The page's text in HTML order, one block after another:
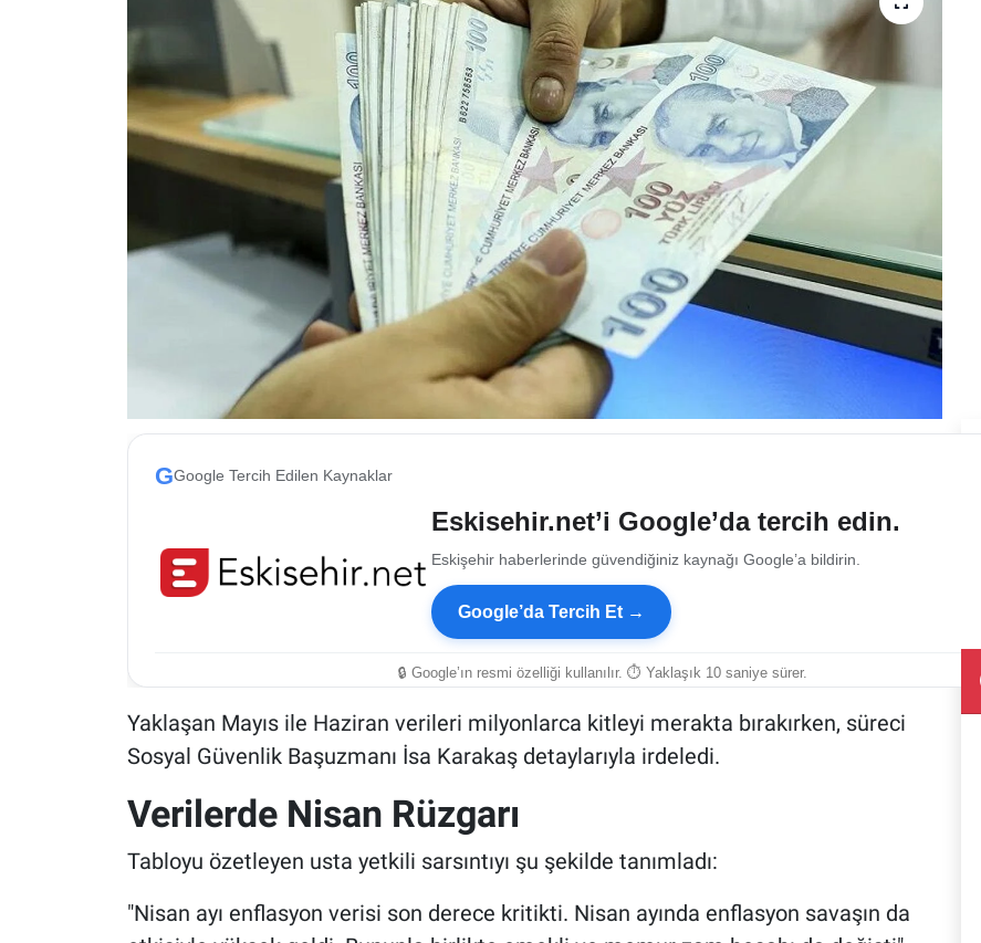
GGoogle Tercih Edilen Kaynaklar
Eskisehir.net’i Google’da tercih edin.
Eskişehir haberlerinde güvendiğiniz kaynağı Google’a bildirin.
Google’da Tercih Et →
🔒 Google’ın resmi özelliği kullanılır. ⏱ Yaklaşık 10 saniye sürer.
Yaklaşan Mayıs ile Haziran verileri milyonlarca kitleyi merakta bırakırken, süreci
Sosyal Güvenlik Başuzmanı İsa Karakaş detaylarıyla irdeledi.
Verilerde Nisan Rüzgarı
Tabloyu özetleyen usta yetkili sarsıntıyı şu şekilde tanımladı:
"Nisan ayı enflasyon verisi son derece kritikti. Nisan ayında enflasyon savaşın da
ESKİŞEHİR NÖBETÇİ ECZANELER
Eskişehir Haber İçerikleri
Eskişehir Hava Durumu
Eskişehir Tramvay Saatleri
Eskişehir Otobüs Saatleri